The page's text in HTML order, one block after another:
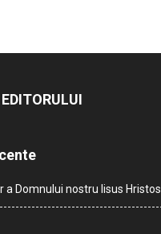
a Domnului nostru Iisus Hristos